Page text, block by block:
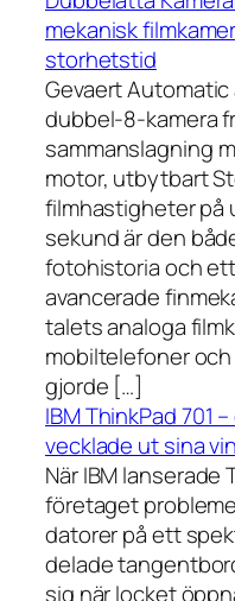
mekanisk
storhetstid
Gevaert
dubbel-8-kamera
sammanslagning
motor, utbytbart
filmhastigheter på
sekund är den
fotohistoria och
avancerade
talets analoga
mobiltelefoner
gjorde […]
IBM ThinkPad 701
vecklade ut sina
När IBM lanserade
företaget
datorer på ett
delade
sig när locket